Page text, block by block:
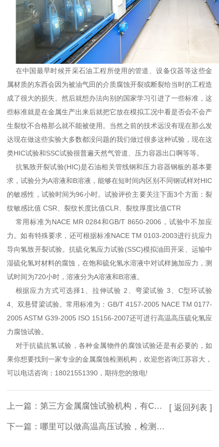
在中国最早时候开采石油工程所使用的管道、设备仪器等这些金
属材质的东西会因为被油气田的介质腐蚀开裂或断裂给当时的工程造
成了很大的损失。然后就想办法向别的国家学习引进了一些标准，这
些标准就是在金属生产出来后就把它放在模拟工况中看是否会不会产
生裂纹不合格那么就不能被使用。当然之前的技术远没有现在那么发
达现在做这些实验大多数都没问题的我们做过很多这种试验，现在这
类HIC试验和SSC试验很普遍天然气管道、压力容器出口啊等等。
抗氢致开裂试验(HIC)是石油相关管线钢和压力容器钢板的基本要
求，试验分为A溶液和B溶液，能够在短时间内区别不同钢试样对HIC
的敏感性，试验时间为96小时。试验评价主要关注下面3个方面：裂
纹敏感比值 CSR、裂纹长度比值CLR、裂纹厚度比值CTR
常用标准为NACE MR 0284和GB/T 8650-2006，试验中不加应
力。如有特殊要求，还可根据标准NACE TM 0103-2003进行抗应力
导向氢致开裂试验。抗硫化氢应力试验(SSC)模拟油田开采、运输中
湿硫化氢对材料的腐蚀，在饱和硫化氢水溶液中对试样施加应力，测
试时间为720小时，溶液分为A溶液和B溶液。
根据应力方式可选择1、拉伸试验 2、弯梁试验 3、C型环试验
4、双悬臂梁试验。常用标准为：GB/T 4157-2005 NACE TM 0177-
2005 ASTM G39-2005 ISO 15156-2007还可进行高温高压硫化氢应
力腐蚀试验。
对于抗硫抗氢试验 ，各种金属物件的腐蚀试验还是有必要的，如
果你想要找到一家专业的金属腐蚀检测机构，欢迎您咨询江苏容大，
可以电话咨询：18021551390，期待您的致电!
上一篇： 第三方金属腐蚀试验机构，有CMA/CNAS认证的公司有哪些？
下一篇： 哪里可以做高温高压试验，检测费用多少？
[ 返回列表 ]